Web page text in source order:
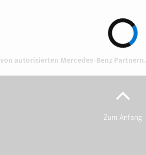
autorisierten Mercedes-Benz Partnern.
Zum Anfang